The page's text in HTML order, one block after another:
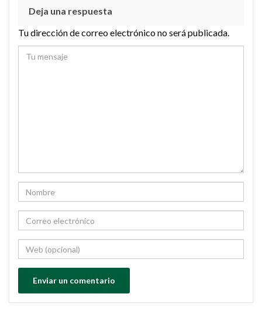
Deja una respuesta
Tu dirección de correo electrónico no será publicada.